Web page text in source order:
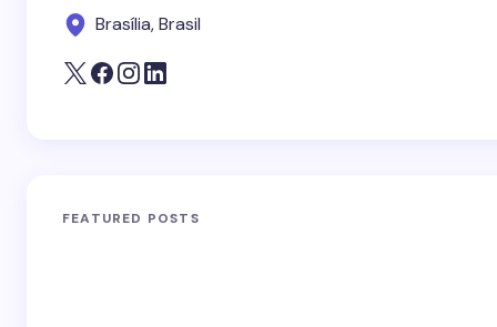
Brasília, Brasil
FEATURED POSTS